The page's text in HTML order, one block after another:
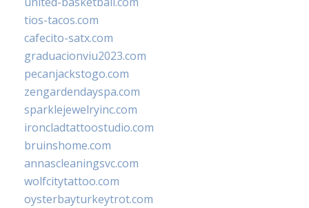
tios-tacos.com
cafecito-satx.com
graduacionviu2023.com
pecanjackstogo.com
zengardendayspa.com
sparklejewelryinc.com
ironcladtattoostudio.com
bruinshome.com
annascleaningsvc.com
wolfcitytattoo.com
oysterbayturkeytrot.com